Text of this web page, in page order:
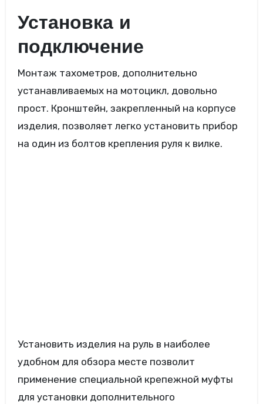
Установка и
подключение
Монтаж тахометров, дополнительно
устанавливаемых на мотоцикл, довольно
прост. Кронштейн, закрепленный на корпусе
изделия, позволяет легко установить прибор
на один из болтов крепления руля к вилке.
Установить изделия на руль в наиболее
удобном для обзора месте позволит
применение специальной крепежной муфты
для установки дополнительного